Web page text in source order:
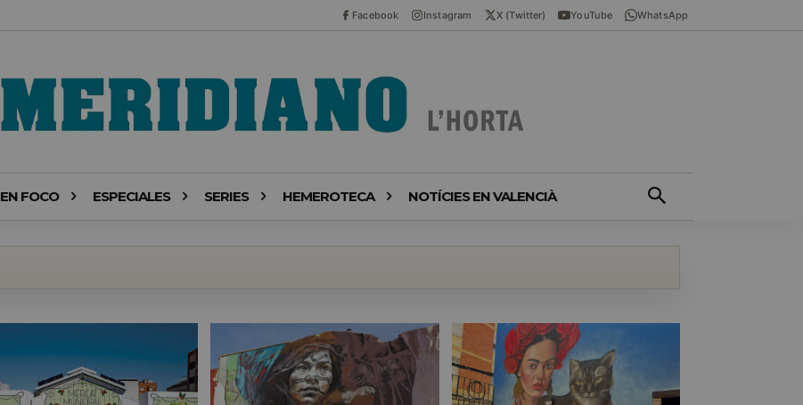
Facebook Instagram X (Twitter) YouTube WhatsApp
EN FOCO ESPECIALES SERIES HEMEROTECA NOTÍCIES EN VALENCIÀ